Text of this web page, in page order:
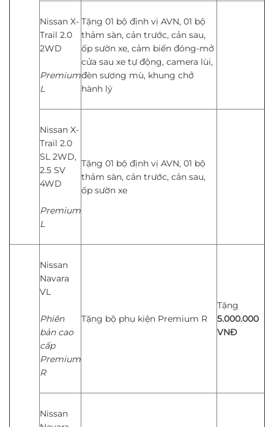
Nissan X-
Trail 2.0
2WD
Premium
L
Tặng 01 bộ định vị AVN, 01 bộ
thảm sàn, cản trước, cản sau,
ốp sườn xe, cảm biến đóng-mở
cửa sau xe tự động, camera lùi,
đèn sương mù, khung chở
hành lý
Nissan X-
Trail 2.0
SL 2WD,
2.5 SV
4WD
Premium
L
Tặng 01 bộ định vị AVN, 01 bộ
thảm sàn, cản trước, cản sau,
ốp sườn xe
Nissan
Navara
VL
Phiên
bản cao
cấp
Premium
R
Tặng bộ phụ kiện Premium R
Tặng
5.000.000
VNĐ
Nissan